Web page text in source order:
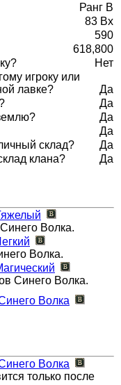
Ранг B
83 Bx
590
618,800
Нет
игроку или
лавке?
Да
Да
Да
Да
склад?
Да
клана?
Да
Волка.
Волка.
Синего Волка.
Волка
Волка
только после